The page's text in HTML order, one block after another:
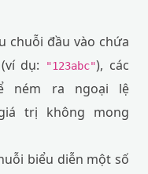
chuỗi đầu vào chứa
dụ:
"123abc"), các
ném ra ngoại lệ
trị không mong
biểu diễn một số